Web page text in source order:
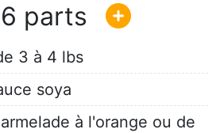
6
3 à 4 lbs
soya
à l'orange ou de